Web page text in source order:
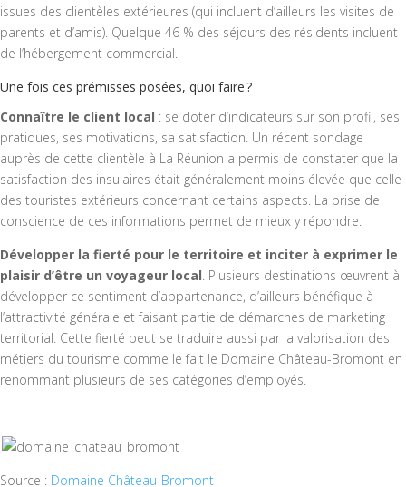
issues des clientèles extérieures (qui incluent d’ailleurs les visites de
parents et d’amis). Quelque 46 % des séjours des résidents incluent
de l’hébergement commercial.
Une fois ces prémisses posées, quoi faire ?
Connaître le client local : se doter d’indicateurs sur son profil, ses
pratiques, ses motivations, sa satisfaction. Un récent sondage
auprès de cette clientèle à La Réunion a permis de constater que la
satisfaction des insulaires était généralement moins élevée que celle
des touristes extérieurs concernant certains aspects. La prise de
conscience de ces informations permet de mieux y répondre.
Développer la fierté pour le territoire et inciter à exprimer le
plaisir d’être un voyageur local . Plusieurs destinations œuvrent à
développer ce sentiment d’appartenance, d’ailleurs bénéfique à
l’attractivité générale et faisant partie de démarches de marketing
territorial. Cette fierté peut se traduire aussi par la valorisation des
métiers du tourisme comme le fait le Domaine Château-Bromont en
renommant plusieurs de ses catégories d’employés.
Source : Domaine Château-Bromont